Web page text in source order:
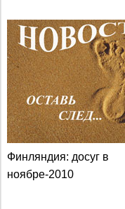
Финляндия: досуг в
ноябре-2010